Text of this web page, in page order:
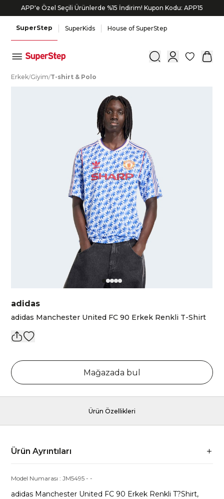
APP'e Özel Seçili Ürünlerde %15 İndirim! Kupon Kodu: APP15
SuperStep SuperKids House of SuperStep
0
Erkek/Giyim/T-shirt & Polo
adidas
adidas Manchester United FC 90 Erkek Renkli T-Shirt
Mağazada bul
Ürün Özellikleri
Ürün Ayrıntıları
Model Numarası :JM5495 --
adidas Manchester United FC 90 Erkek Renkli T?Shirt,